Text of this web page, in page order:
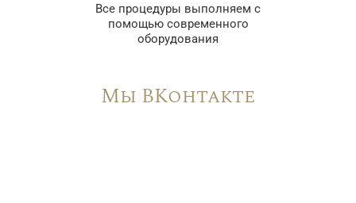
Все процедуры выполняем с
помощью современного
оборудования
Мы ВКонтакте